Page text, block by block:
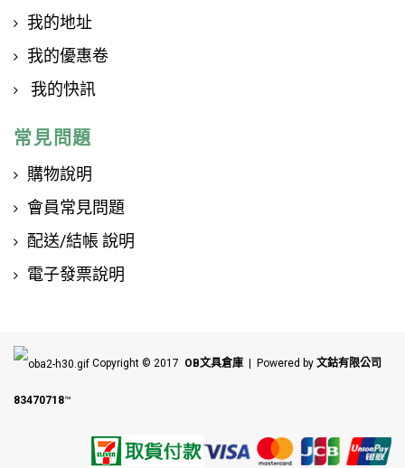
我的地址
我的優惠卷
我的快訊
常見問題
購物說明
會員常見問題
配送/結帳 說明
電子發票說明
Copyright © 2017 OB文具倉庫 | Powered by 文鈷有限公司
83470718™